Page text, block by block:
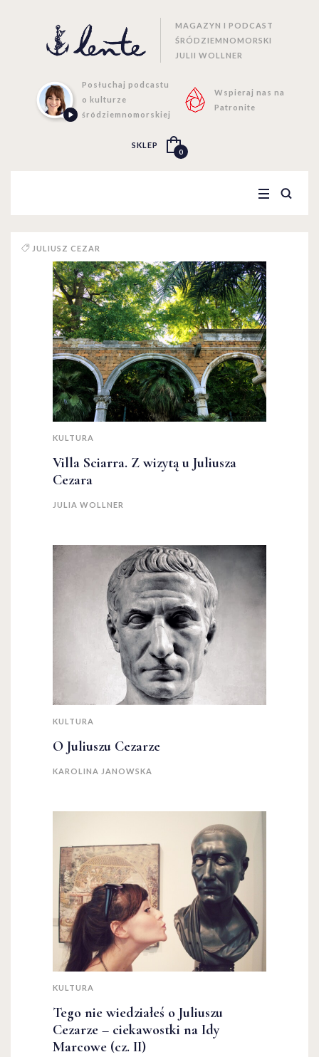
MAGAZYN I PODCAST
ŚRÓDZIEMNOMORSKI
JULII WOLLNER
Posłuchaj podcastu
o kulturze
śródziemnomorskiej
Wspieraj nas na
Patronite
SKLEP
0
JULIUSZ CEZAR
KULTURA
Villa Sciarra. Z wizytą u Juliusza
Cezara
JULIA WOLLNER
KULTURA
O Juliuszu Cezarze
KAROLINA JANOWSKA
KULTURA
Tego nie wiedziałeś o Juliuszu
Cezarze – ciekawostki na Idy
Marcowe (cz. II)